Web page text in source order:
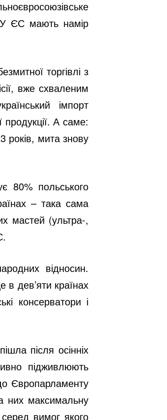
У ЄС мають намір
торгівлі з
вже схваленим
імпорт
А саме:
років, мита знову
80% польського
– така сама
мастей (ультра-,
відносин.
дев’яти країнах
консерватори і
після осінніх
підживлюють
Європарламенту
них максимальну
вимог якого